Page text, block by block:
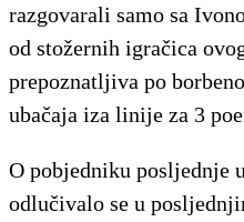
razgovarali samo sa
od stožernih igračica
prepoznatljiva po
ubačaja iza linije za 3
O pobjedniku posljednje
odlučivalo se u